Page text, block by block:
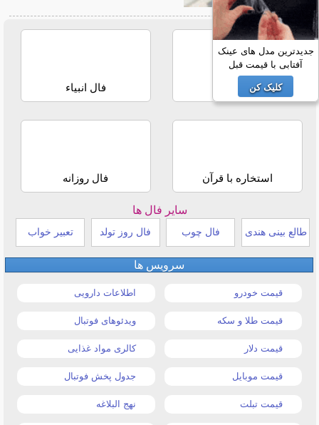
فال حافظ فال انبیاء
استخاره با قرآن فال روزانه
سایر فال ها
طالع بینی هندی فال چوب فال روز تولد تعبیر خواب
سرویس ها
قیمت خودرو اطلاعات دارویی
قیمت طلا و سکه ویدئوهای فوتبال
قیمت دلار کالری مواد غذایی
قیمت موبایل جدول پخش فوتبال
قیمت تبلت نهج البلاغه
جدیدترین مدل های عینک
آفتابی با قیمت قبل
کلیک کن